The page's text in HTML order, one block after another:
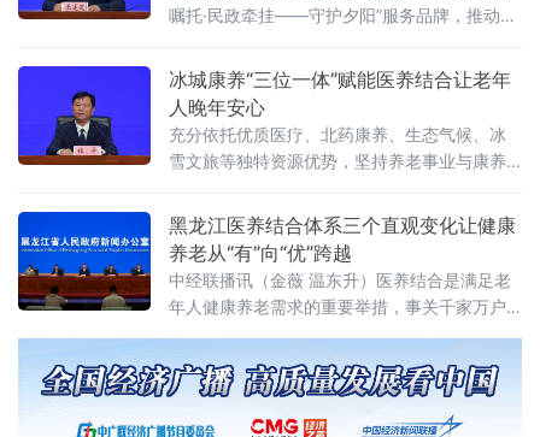
嘱托·民政牵挂——守护夕阳”服务品牌，推动医
有龙江特色的医养融合养老服务体系。在制度
设计层面，黑龙江在全国率先以地方立法形式
规范居家和社区养老服务，推动基层医疗卫生
机构落实家庭医生签约服务
冰城康养“三位一体”赋能医养结合让老年
人晚年安心
充分依托优质医疗、北药康养、生态气候、冰
雪文旅等独特资源优势，坚持养老事业与康养
色、以寒地康养为特色，全域构建布局更优、
服务更全、业态更活的医养结合发展新格局。8
月4日，哈尔滨市卫健委主任杜平，在黑龙江省
人民政府新闻办公室举行的“全省构建医养结合
服务体系”主题新闻发布会上，介绍了哈尔滨市
老年健康服务和康养产业发展取得阶段性成
黑龙江医养结合体系三个直观变化让健康
养老从“有”向“优”跨越
中经联播讯（金薇 温东升）医养结合是满足老
年人健康养老需求的重要举措，事关千家万户
合方面不仅出台了诸多惠民务实举措，也取得
了稳中求进的成效。